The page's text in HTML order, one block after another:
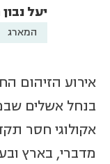
יעל נבון
המארג
אירוע הזיהום
בנחל אשלים
אקולוגי חסר
מדברי, בארץ